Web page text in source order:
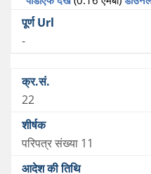
-
22
परिपत्र संख्या 11